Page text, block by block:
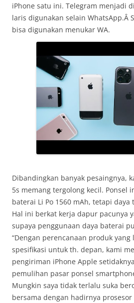
iPhone satu ini. Telegram menjadi
laris digunakan selain WhatsApp.Â
bisa digunakan menukar WA.
Dibandingkan banyak pesaingnya,
5s memang tergolong kecil. Ponsel
baterai Li Po 1560 mAh, tetapi
Hal ini berkat kerja dapur pacunya
supaya penggunaan daya baterai
“Dengan perencanaan produk
spesifikasi untuk th. depan, kami
pengiriman iPhone Apple
pemulihan pasar ponsel
Mungkin saya tidak terlalu suka
bersama dengan hadirnya